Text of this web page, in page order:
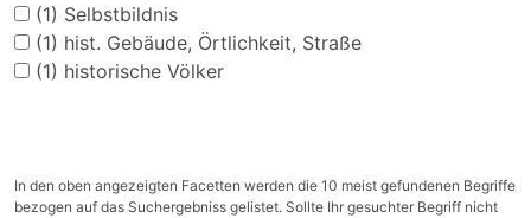
(1) Selbstbildnis
(1) hist. Gebäude, Örtlichkeit, Straße
(1) historische Völker
In den oben angezeigten Facetten werden die 10 meist gefundenen Begriffe
bezogen auf das Suchergebniss gelistet. Sollte Ihr gesuchter Begriff nicht